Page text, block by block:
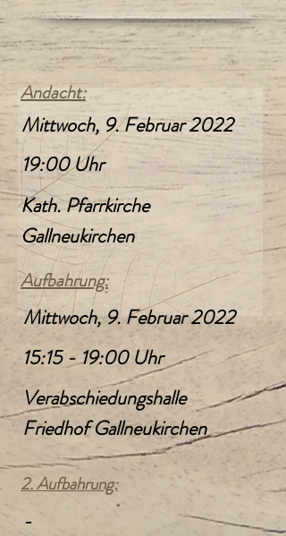
Andacht:
Mittwoch, 9. Februar 2022
19:00 Uhr
Kath. Pfarrkirche
Gallneukirchen
Aufbahrung:
Mittwoch, 9. Februar 2022
15:15 - 19:00 Uhr
Verabschiedungshalle
Friedhof Gallneukirchen
2. Aufbahrung:
-